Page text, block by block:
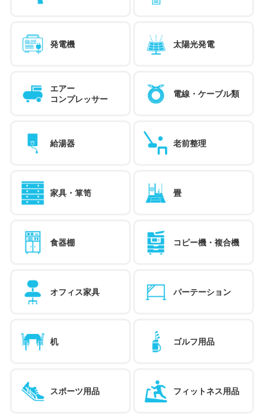
発電機 太陽光発電
エアー
コンプレッサー
電線・ケーブル類
給湯器 老前整理
家具・箪笥 畳
食器棚 コピー機・複合機
オフィス家具 パーテーション
机 ゴルフ用品
スポーツ用品 フィットネス用品